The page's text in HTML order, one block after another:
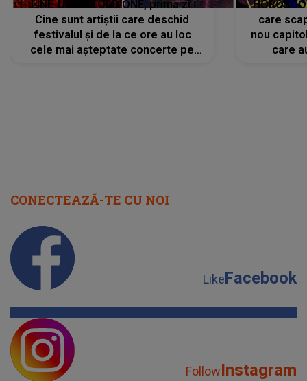
LINE-UP UNTOLD ONE, prima zi.
Cine sunt artiștii care deschid
festivalul și de la ce ore au loc
cele mai așteptate concerte pe
care
nou
care
CONECTEAZĂ-TE CU NOI
LikeFacebook
FollowInstagram